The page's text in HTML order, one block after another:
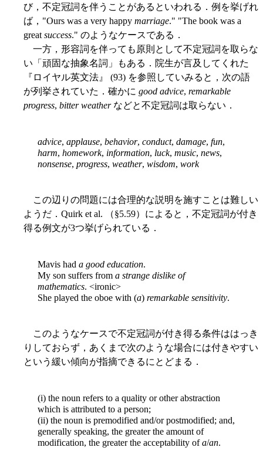
び，不定冠詞を伴うことがあるといわれる．例を挙げれ
ば，"Ours was a very happy marriage." "The book was a
great success." のようなケースである．
一方，形容詞を伴っても原則として不定冠詞を取らな
い「頑固な抽象名詞」もある．院生が言及してくれた
『ロイヤル英文法』 (93) を参照していみると，次の語
が列挙されていた．確かに good advice, remarkable
progress, bitter weatherなどと不定冠詞は取らない．
advice, applause, behavior, conduct, damage, fun,
harm, homework, information, luck, music, news,
nonsense, progress, weather, wisdom, work
この辺りの問題には合理的な説明を施すことは難しい
ようだ．Quirk et al. （§5.59）によると，不定冠詞が付き
得る例文が3つ挙げられている．
Mavis had a good education.
My son suffers from a strange dislike of
mathematics. <ironic>
She played the oboe with (a) remarkable sensitivity.
このようなケースで不定冠詞が付き得る条件ははっき
りしておらず，あくまで次のような場合には付きやすい
という緩い傾向が指摘できるにとどまる．
(i) the noun refers to a quality or other abstraction
which is attributed to a person;
(ii) the noun is premodified and/or postmodified; and,
generally speaking, the greater the amount of
modification, the greater the acceptability ofa/an.